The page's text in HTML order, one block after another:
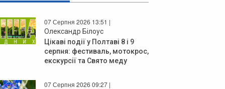
07 Серпня 2026 13:51 |
Олександр Білоус
Цікаві події у Полтаві 8 і 9
серпня: фестиваль, мотокрос,
екскурсії та Свято меду
07 Серпня 2026 09:27 |